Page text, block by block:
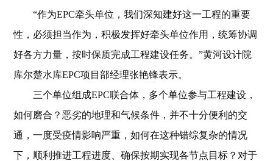
“作为EPC牵头单位，我们深知建好这一工程的重要
性，必须担当作为，积极发挥好牵头单位作用，统筹协调
好各方力量，按时保质完成工程建设任务。”黄河设计院
库尔楚水库EPC项目部经理张艳锋表示。
三个单位组成EPC联合体，多个单位参与工程建设，
如何磨合？恶劣的地理和气候条件，并不十分便利的交
通，一度受疫情影响严重，如何在这种错综复杂的情况
下，顺利推进工程进度、确保按期实现各节点目标？对于